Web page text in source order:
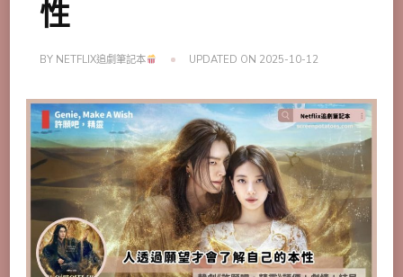
性
BY NETFLIX追劇筆記本 UPDATED ON 2025-10-12